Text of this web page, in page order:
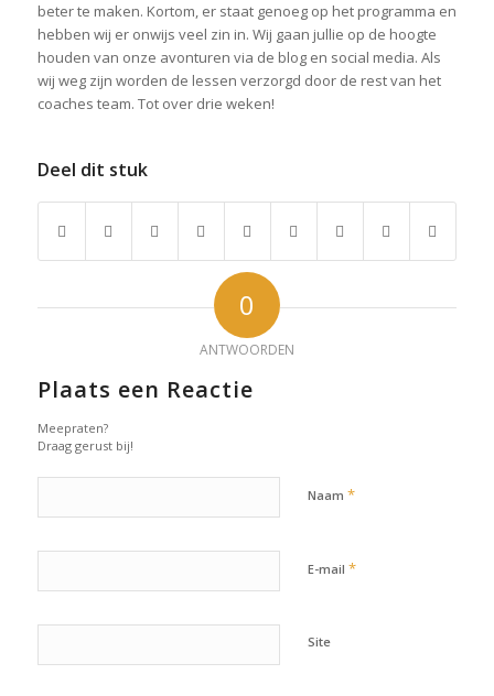
beter te maken. Kortom, er staat genoeg op het programma en
hebben wij er onwijs veel zin in. Wij gaan jullie op de hoogte
houden van onze avonturen via de blog en social media. Als
wij weg zijn worden de lessen verzorgd door de rest van het
coaches team. Tot over drie weken!
Deel dit stuk
0
ANTWOORDEN
Plaats een Reactie
Meepraten?
Draag gerust bij!
Naam *
E-mail *
Site